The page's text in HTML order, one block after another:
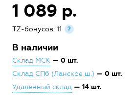
1 089 р.
TZ-бонусов: 11 ?
В наличии
Склад МСК — 0 шт.
Склад СПб (Ланское ш.) — 0 шт.
Удалённый склад — 14 шт.